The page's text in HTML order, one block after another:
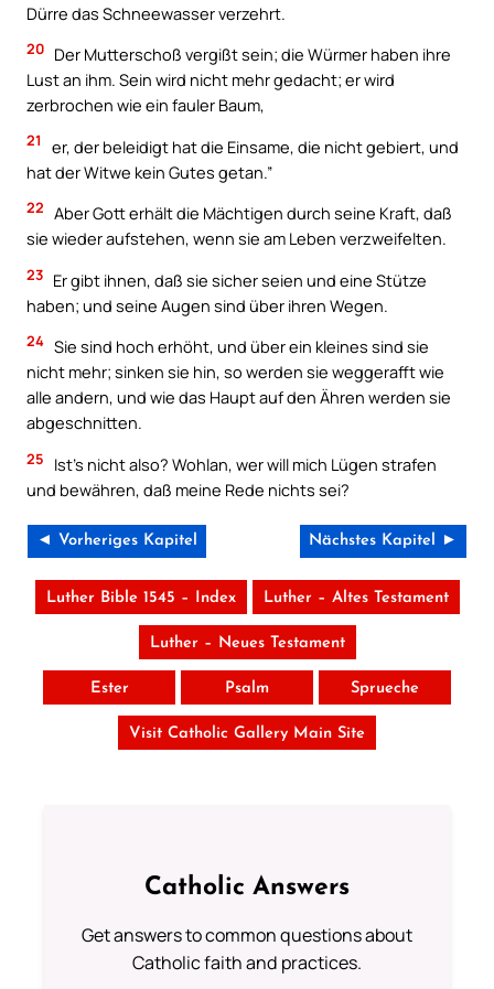
Dürre das Schneewasser verzehrt.
20 Der Mutterschoß vergißt sein; die Würmer haben ihre
Lust an ihm. Sein wird nicht mehr gedacht; er wird
zerbrochen wie ein fauler Baum,
21
er, der beleidigt hat die Einsame, die nicht gebiert, und
hat der Witwe kein Gutes getan.”
22 Aber Gott erhält die Mächtigen durch seine Kraft, daß
sie wieder aufstehen, wenn sie am Leben verzweifelten.
23 Er gibt ihnen, daß sie sicher seien und eine Stütze
haben; und seine Augen sind über ihren Wegen.
24 Sie sind hoch erhöht, und über ein kleines sind sie
nicht mehr; sinken sie hin, so werden sie weggerafft wie
alle andern, und wie das Haupt auf den Ähren werden sie
abgeschnitten.
25
Ist’s nicht also? Wohlan, wer will mich Lügen strafen
und bewähren, daß meine Rede nichts sei?
◄ Vorheriges Kapitel Nächstes Kapitel ►
Luther Bible 1545 – Index Luther – Altes Testament
Luther – Neues Testament
Ester Psalm Sprueche
Visit Catholic Gallery Main Site
Catholic Answers
Get answers to common questions about
Catholic faith and practices.